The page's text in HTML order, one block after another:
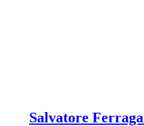
Salvatore